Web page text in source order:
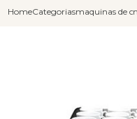
HomeCategoriasmaquinas de